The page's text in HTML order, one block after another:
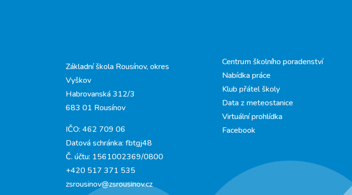
Základní škola Rousínov, okres
Vyškov
Habrovanská 312/3
683 01 Rousínov
IČO: 462 709 06
Datová schránka: fbtgj48
Č. účtu: 1561002369/0800
+420 517 371 535
zsrousinov@zsrousinov.cz
Centrum školního poradenství
Nabídka práce
Klub přátel školy
Data z meteostanice
Virtuální prohlídka
Facebook